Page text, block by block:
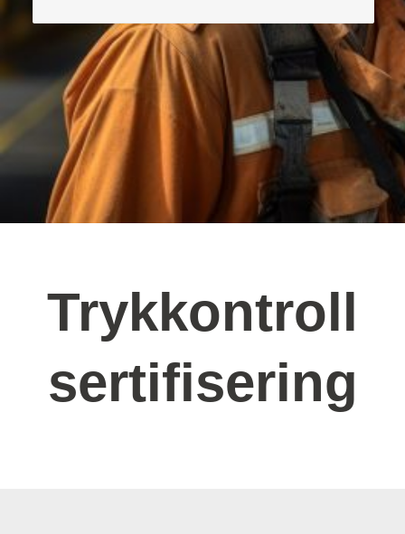
Trykkontroll
sertifisering